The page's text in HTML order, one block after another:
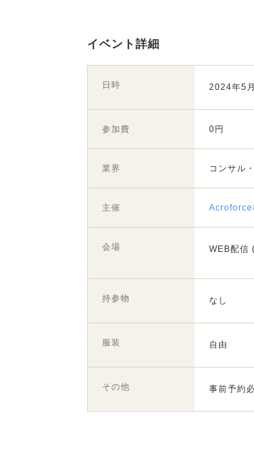
イベント詳細
日時 2024年5
参加費 0円
業界 コンサル
主催 Acroforce
会場 WEB配信
持参物 なし
服装 自由
その他 事前予約